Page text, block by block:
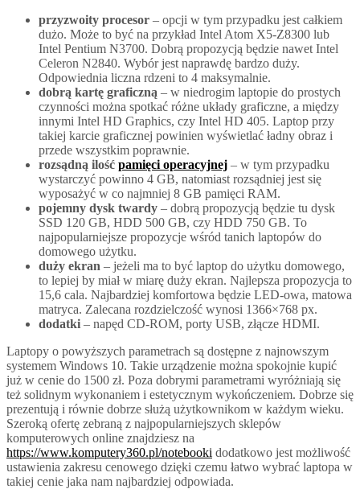
przyzwoity procesor – opcji w tym przypadku jest całkiem
dużo. Może to być na przykład Intel Atom X5-Z8300 lub
Intel Pentium N3700. Dobrą propozycją będzie nawet Intel
Celeron N2840. Wybór jest naprawdę bardzo duży.
Odpowiednia liczna rdzeni to 4 maksymalnie.
dobrą kartę graficzną – w niedrogim laptopie do prostych
czynności można spotkać różne układy graficzne, a między
innymi Intel HD Graphics, czy Intel HD 405. Laptop przy
takiej karcie graficznej powinien wyświetlać ładny obraz i
przede wszystkim poprawnie.
rozsądną ilość pamięci operacyjnej – w tym przypadku
wystarczyć powinno 4 GB, natomiast rozsądniej jest się
wyposażyć w co najmniej 8 GB pamięci RAM.
pojemny dysk twardy – dobrą propozycją będzie tu dysk
SSD 120 GB, HDD 500 GB, czy HDD 750 GB. To
najpopularniejsze propozycje wśród tanich laptopów do
domowego użytku.
duży ekran – jeżeli ma to być laptop do użytku domowego,
to lepiej by miał w miarę duży ekran. Najlepsza propozycja to
15,6 cala. Najbardziej komfortowa będzie LED-owa, matowa
matryca. Zalecana rozdzielczość wynosi 1366×768 px.
dodatki – napęd CD-ROM, porty USB, złącze HDMI.
Laptopy o powyższych parametrach są dostępne z najnowszym
systemem Windows 10. Takie urządzenie można spokojnie kupić
już w cenie do 1500 zł. Poza dobrymi parametrami wyróżniają się
też solidnym wykonaniem i estetycznym wykończeniem. Dobrze się
prezentują i równie dobrze służą użytkownikom w każdym wieku.
Szeroką ofertę zebraną z najpopularniejszych sklepów
komputerowych online znajdziesz na
https://www.komputery360.pl/notebooki dodatkowo jest możliwość
ustawienia zakresu cenowego dzięki czemu łatwo wybrać laptopa w
takiej cenie jaka nam najbardziej odpowiada.